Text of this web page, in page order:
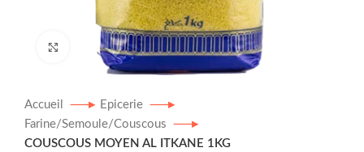
Click to enlarge
Accueil
Epicerie
Farine/Semoule/Couscous
COUSCOUS MOYEN AL ITKANE 1KG